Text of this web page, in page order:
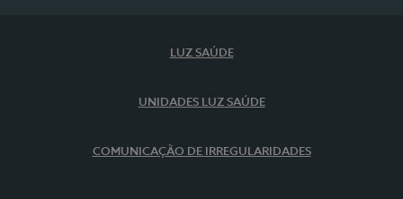
LUZ SAÚDE
UNIDADES LUZ SAÚDE
COMUNICAÇÃO DE IRREGULARIDADES